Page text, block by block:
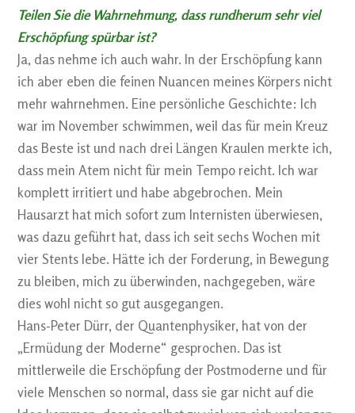
Teilen Sie die Wahrnehmung, dass rundherum sehr viel
Erschöpfung spürbar ist?
Ja, das nehme ich auch wahr. In der Erschöpfung kann
ich aber eben die feinen Nuancen meines Körpers nicht
mehr wahrnehmen. Eine persönliche Geschichte: Ich
war im November schwimmen, weil das für mein Kreuz
das Beste ist und nach drei Längen Kraulen merkte ich,
dass mein Atem nicht für mein Tempo reicht. Ich war
komplett irritiert und habe abgebrochen. Mein
Hausarzt hat mich sofort zum Internisten überwiesen,
was dazu geführt hat, dass ich seit sechs Wochen mit
vier Stents lebe. Hätte ich der Forderung, in Bewegung
zu bleiben, mich zu überwinden, nachgegeben, wäre
dies wohl nicht so gut ausgegangen.
Hans-Peter Dürr, der Quantenphysiker, hat von der
„Ermüdung der Moderne“ gesprochen. Das ist
mittlerweile die Erschöpfung der Postmoderne und für
viele Menschen so normal, dass sie gar nicht auf die